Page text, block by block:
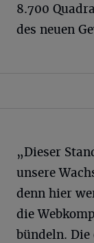
8.700
des neuen
„Dieser
unsere
denn hier
die
bündeln.